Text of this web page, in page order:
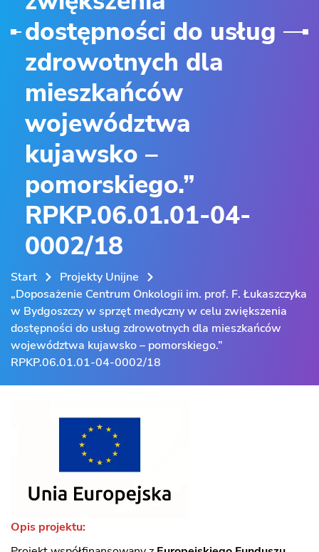
dostępności do usług
zdrowotnych dla
mieszkańców
województwa
kujawsko –
pomorskiego.”
RPKP.06.01.01-04-
0002/18
Start
Projekty Unijne
„Doposażenie Centrum Onkologii im. prof. F. Łukaszczyka
w Bydgoszczy w sprzęt medyczny w celu zwiększenia
dostępności do usług zdrowotnych dla mieszkańców
województwa kujawsko – pomorskiego.”
RPKP.06.01.01-04-0002/18
Opis projektu: